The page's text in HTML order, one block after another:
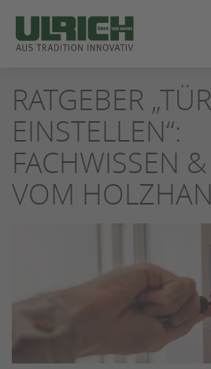
SEITENINHALT
SPRINGEN
RATGEBER
EINSTELLEN“:
FACHWISSEN
VOM